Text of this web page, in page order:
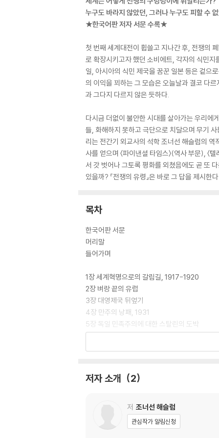
누구도 바라지 않았던, 그러나 누구도 피할 수
★한국어판 저자 서문 수록★
첫 번째 세계대전이 휩쓸고 지나간 후, 전쟁의
로 확장시키고자 했던 소비에트, 각자의 식민
일, 아시아의 식민 제국을 꿈꾼 일본 등은 겉으
의 이익을 꾀하는 그 모습은 오늘날과 결코 다
과 그다지 다르지 않은 듯하다.
다시금 더없이 불안한 시대를 살아가는 우리에
들, 화해하지 못하고 극단으로 치달으며 무기
리는 전간기 외교사의 석학 조너선 해슬럼의 역
사를 얻으며 〈파이낸셜 타임스〉(역사 부문),
서 갓 벗어나 그토록 평화를 외쳤음에도 곧 또
있을까? 『전쟁의 유령』은 바로 그 답을 제시한
목차
한국어판 서문
머리말
들어가며
1장 세계혁명으로의 갈림길, 1917-1920
2장 벼랑 끝의 유럽
3장 대영제국 뒤엎기
4장 만주의 낭패, 1931
5장 독일 민족주의에 대한 스탈린의 도박
6장 히틀러의 충격
10장 대일 통일전선
12장 전쟁, 1939-1940
13장 소련 침공
저자 소개 2
저 조너선 해슬럼
관심작가 알림신청